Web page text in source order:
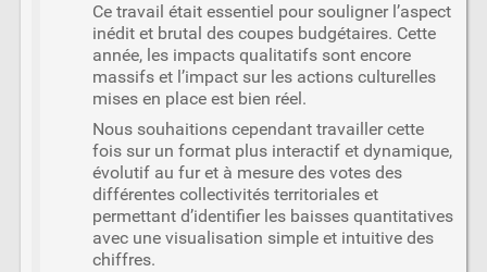
Ce travail était essentiel pour souligner l’aspect
inédit et brutal des coupes budgétaires. Cette
année, les impacts qualitatifs sont encore
massifs et l’impact sur les actions culturelles
mises en place est bien réel.
Nous souhaitions cependant travailler cette
fois sur un format plus interactif et dynamique,
évolutif au fur et à mesure des votes des
différentes collectivités territoriales et
permettant d’identifier les baisses quantitatives
avec une visualisation simple et intuitive des
chiffres.